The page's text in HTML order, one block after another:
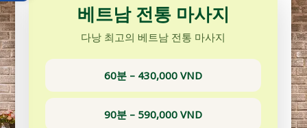
베트남 전통 마사지
다낭 최고의 베트남 전통 마사지
60분 – 430,000 VND
90분 – 590,000 VND